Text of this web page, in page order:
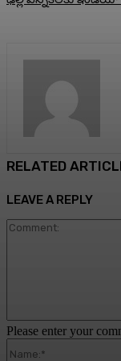
RELATED
LEAVE A REPLY
Please enter your